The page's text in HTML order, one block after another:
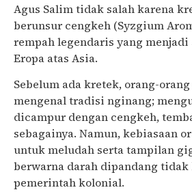
Agus Salim tidak salah karena
berunsur cengkeh (Syzgium
rempah legendaris yang
Eropa atas Asia.
Sebelum ada kretek, orang-
mengenal tradisi nginang;
dicampur dengan cengkeh,
sebagainya. Namun, kebiasaan
untuk meludah serta tampilan
berwarna darah dipandang tidak
pemerintah kolonial.